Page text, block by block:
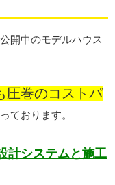
開中のモデルハウス
圧巻のコストパ
ております。
計システムと施工